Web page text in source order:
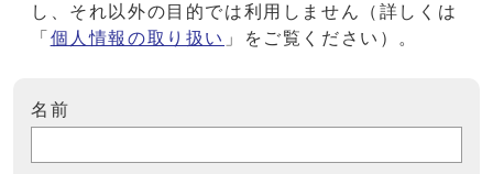
し、それ以外の目的では利用しません（詳しくは
「 個人情報の取り扱い 」をご覧ください）。
名前